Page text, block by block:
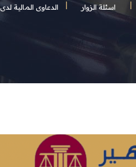
اسئلة الزوار الدعاوى المالية